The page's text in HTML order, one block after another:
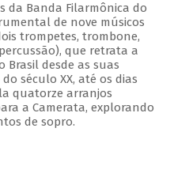
da Banda Filarmônica do
de nove músicos
trompetes, trombone,
que retrata a
desde as suas
século XX, até os dias
quatorze arranjos
a Camerata, explorando
de sopro.